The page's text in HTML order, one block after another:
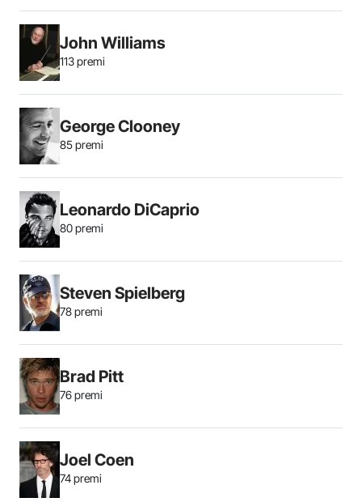
John Williams
113 premi
George Clooney
85 premi
Leonardo DiCaprio
80 premi
Steven Spielberg
78 premi
Brad Pitt
76 premi
Joel Coen
74 premi